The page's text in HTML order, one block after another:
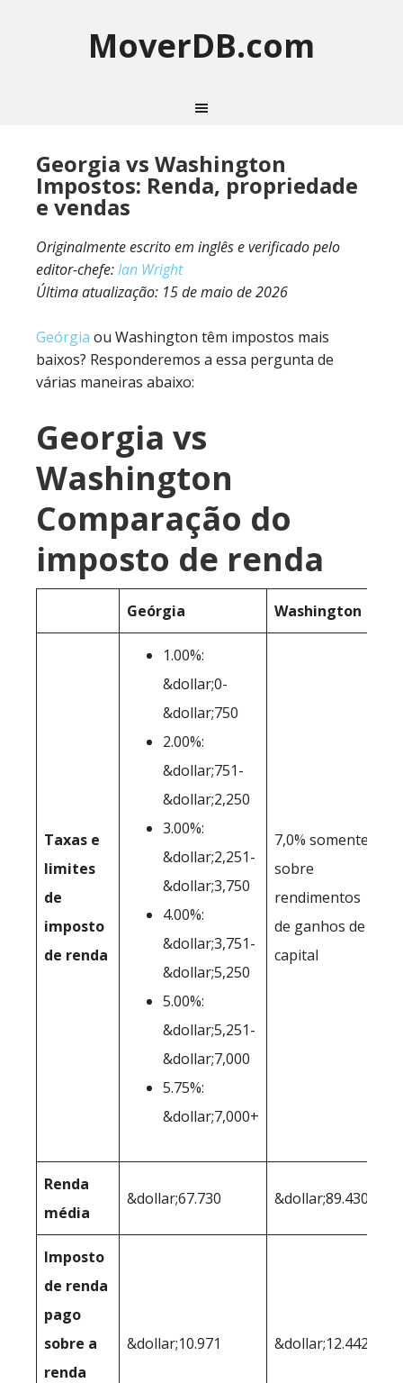
MoverDB.com
Georgia vs Washington
Impostos: Renda, propriedade
e vendas
Originalmente escrito em inglês e verificado pelo
editor-chefe:Ian Wright
Última atualização: 15 de maio de 2026
Geórgia ou Washington têm impostos mais
baixos? Responderemos a essa pergunta de
várias maneiras abaixo:
Georgia vs
Washington
Comparação do
imposto de renda
Geórgia Washington
Taxas e
limites
de
imposto
de renda
1.00%:
&dollar;0-
&dollar;750
2.00%:
&dollar;751-
&dollar;2,250
3.00%:
&dollar;2,251-
&dollar;3,750
4.00%:
&dollar;3,751-
&dollar;5,250
5.00%:
&dollar;5,251-
&dollar;7,000
5.75%:
&dollar;7,000+
7,0% somente
sobre
rendimentos
de ganhos de
capital
Renda
média
&dollar;67.730 &dollar;89.430
Imposto
de renda
pago
sobre a
renda
&dollar;10.971 &dollar;12.442